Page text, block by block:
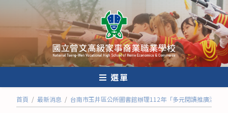
內
選單
首頁 / 最新消息 / 台南市玉井區公所圖書館辦理112年「多元閱讀推廣活動